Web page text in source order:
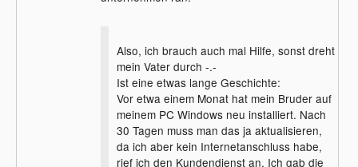
Also, ich brauch auch mal Hilfe, sonst dreht
mein Vater durch -.-
Ist eine etwas lange Geschichte:
Vor etwa einem Monat hat mein Bruder auf
meinem PC Windows neu installiert. Nach
30 Tagen muss man das ja aktualisieren,
da ich aber kein Internetanschluss habe,
rief ich den Kundendienst an. Ich gab die